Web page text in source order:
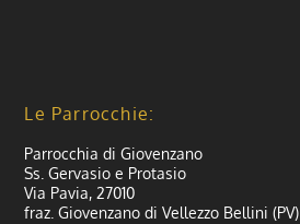
Le Parrocchie:
Parrocchia di Giovenzano
Ss. Gervasio e Protasio
Via Pavia, 27010
fraz. Giovenzano di Vellezzo Bellini (PV)